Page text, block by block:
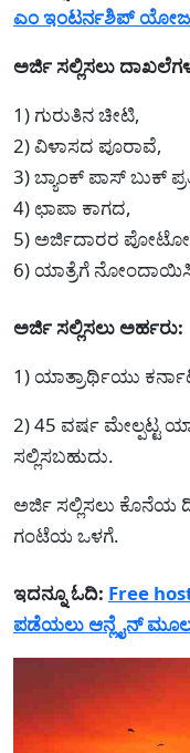
ಎಂ ಇಂಟರ್ನಶಿಪ್ ಯೋಜನೆ
ಅರ್ಜಿ ಸಲ್ಲಿಸಲು
1) ಗುರುತಿನ ಚೀಟಿ,
2) ವಿಳಾಸದ ಪೂರಾವೆ,
3) ಬ್ಯಾಂಕ್ ಪಾಸ್ ಬುಕ್
4) ಛಾಪಾ ಕಾಗದ,
5) ಅರ್ಜಿದಾರರ
6) ಯಾತ್ರೆಗೆ
ಅರ್ಜಿ ಸಲ್ಲಿಸಲು ಅರ್ಹರು:
1) ಯಾತ್ರಾರ್ಥಿಯು
2) 45 ವರ್ಷ ಮೇಲ್ಪಟ್ಟ
ಸಲ್ಲಿಸಬಹುದು.
ಅರ್ಜಿ ಸಲ್ಲಿಸಲು ಕೊನೆಯ
ಗಂಟೆಯ ಒಳಗೆ.
ಇದನ್ನೂ ಓದಿ: Free
ಪಡೆಯಲು ಆನ್ಲೈನ್